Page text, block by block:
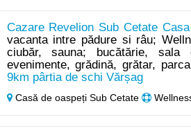
Cazare Revelion Sub Cetate
vacanta intre pădure si râu;
ciubăr, sauna; bucătărie,
evenimente, grădină, grătar,
9km pârtia de schi Vărșag
Casă de oaspeți Sub Cetate